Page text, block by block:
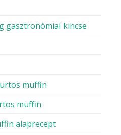
gasztronómiai kincse
muffin
muffin
alaprecept